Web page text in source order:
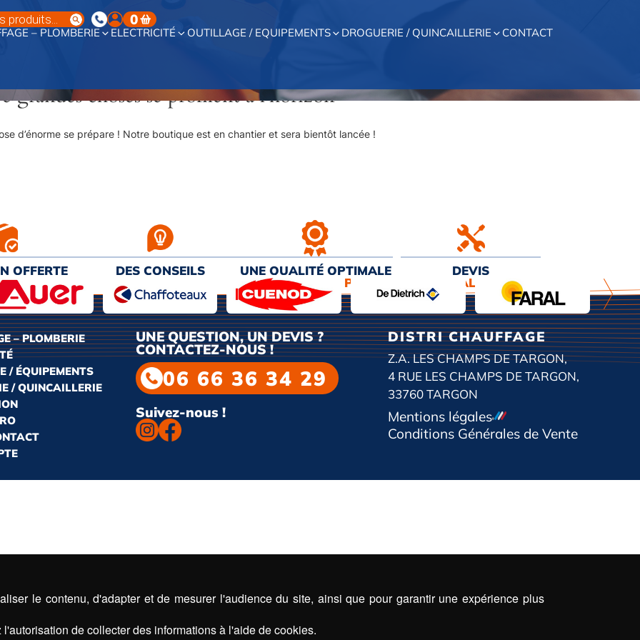
0
– PLOMBERIE ELECTRICITÉ OUTILLAGE / EQUIPEMENTS DROGUERIE / QUINCAILLERIE CONTACT
grandes choses se profilent à l’horizon
d’énorme se prépare ! Notre boutique est en chantier et sera bientôt lancée !
OFFERTE
D’ACHAT
DES CONSEILS
PERSONNALISÉS
UNE QUALITÉ OPTIMALE
AU MEILLEUR PRIX
DEVIS
& INSTALLATION
– PLOMBERIE
/ ÉQUIPEMENTS
/ QUINCAILLERIE
UNE QUESTION, UN DEVIS ?
CONTACTEZ-NOUS !
06 66 36 34 29
Suivez-nous !
DISTRI CHAUFFAGE
Z.A. LES CHAMPS DE TARGON,
4 RUE LES CHAMPS DE TARGON,
33760 TARGON
Mentions légales
Conditions Générales de Vente
le contenu, d'adapter et de mesurer l'audience du site, ainsi que pour garantir une expérience plus
de collecter des informations à l'aide de cookies.